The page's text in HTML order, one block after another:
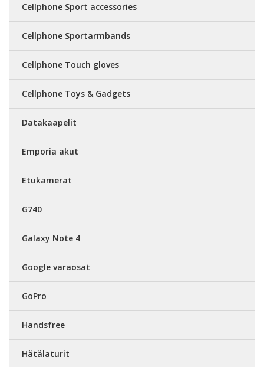
Cellphone Sport accessories
Cellphone Sportarmbands
Cellphone Touch gloves
Cellphone Toys & Gadgets
Datakaapelit
Emporia akut
Etukamerat
G740
Galaxy Note 4
Google varaosat
GoPro
Handsfree
Hätälaturit